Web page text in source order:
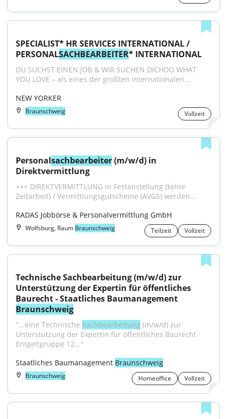
SPECIALIST* HR SERVICES INTERNATIONAL /
PERSONALSACHBEARBEITER* INTERNATIONAL
DU SUCHST EINEN JOB & WIR SUCHEN DICHDO WHAT
YOU LOVE – als eines der größten internationalen...
NEW YORKER
Braunschweig Vollzeit
Personalsachbearbeiter (m/w/d) in
Direktvermittlung
+++ DIREKTVERMITTLUNG in Festanstellung (keine
Zeitarbeit) / Vermittlungsgutscheine (AVGS) werden...
RADAS Jobbörse & Personalvermittlung GmbH
Wolfsburg, Raum Braunschweig Teilzeit Vollzeit
Technische Sachbearbeitung (m/w/d) zur
Unterstützung der Expertin für öffentliches
Braunschweig
"...eine Technische Sachbearbeitung (m/w/d) zur
Unterstützung der Expertin für öffentliches Baurecht
Entgeltgruppe 12..."
Staatliches Baumanagement Braunschweig
Braunschweig Homeoffice Vollzeit